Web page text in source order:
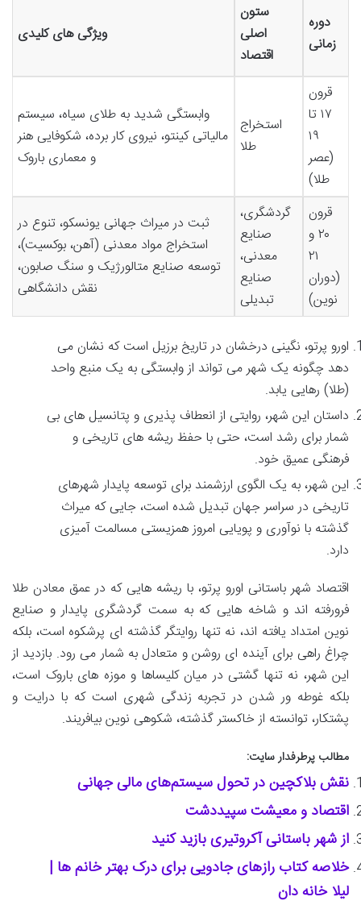
دوره
زمانی
ستون
اصلی
اقتصاد
ویژگی های کلیدی
قرون
۱۷ تا
۱۹
(عصر
طلا)
استخراج
طلا
وابستگی شدید به طلای سیاه، سیستم
مالیاتی کینتو، نیروی کار برده، شکوفایی هنر
و معماری باروک
قرون
۲۰ و
۲۱
(دوران
نوین)
گردشگری،
صنایع
معدنی،
صنایع
تبدیلی
ثبت در میراث جهانی یونسکو، تنوع در
استخراج مواد معدنی (آهن، بوکسیت)،
توسعه صنایع متالورژیک و سنگ صابون،
نقش دانشگاهی
اورو پرتو، نگینی درخشان در تاریخ برزیل است که نشان می
دهد چگونه یک شهر می تواند از وابستگی به یک منبع واحد
(طلا) رهایی یابد.
داستان این شهر، روایتی از انعطاف پذیری و پتانسیل های بی
شمار برای رشد است، حتی با حفظ ریشه های تاریخی و
فرهنگی عمیق خود.
این شهر، به یک الگوی ارزشمند برای توسعه پایدار شهرهای
تاریخی در سراسر جهان تبدیل شده است، جایی که میراث
گذشته با نوآوری و پویایی امروز همزیستی مسالمت آمیزی
دارد.
اقتصاد شهر باستانی اورو پرتو، با ریشه هایی که در عمق معادن طلا
فرورفته اند و شاخه هایی که به سمت گردشگری پایدار و صنایع
نوین امتداد یافته اند، نه تنها روایتگر گذشته ای پرشکوه است، بلکه
چراغ راهی برای آینده ای روشن و متعادل به شمار می رود. بازدید از
این شهر، نه تنها گشتی در میان کلیساها و موزه های باروک است،
بلکه غوطه ور شدن در تجربه زندگی شهری است که با درایت و
پشتکار، توانسته از خاکستر گذشته، شکوهی نوین بیافریند.
مطالب پرطرفدار سایت:
نقش بلاکچین در تحول سیستم‌های مالی جهانی
اقتصاد و معیشت سپیددشت
از شهر باستانی آکروتیری بازید کنید
خلاصه کتاب رازهای جادویی برای درک بهتر خانم ها |
لیلا خانه دان